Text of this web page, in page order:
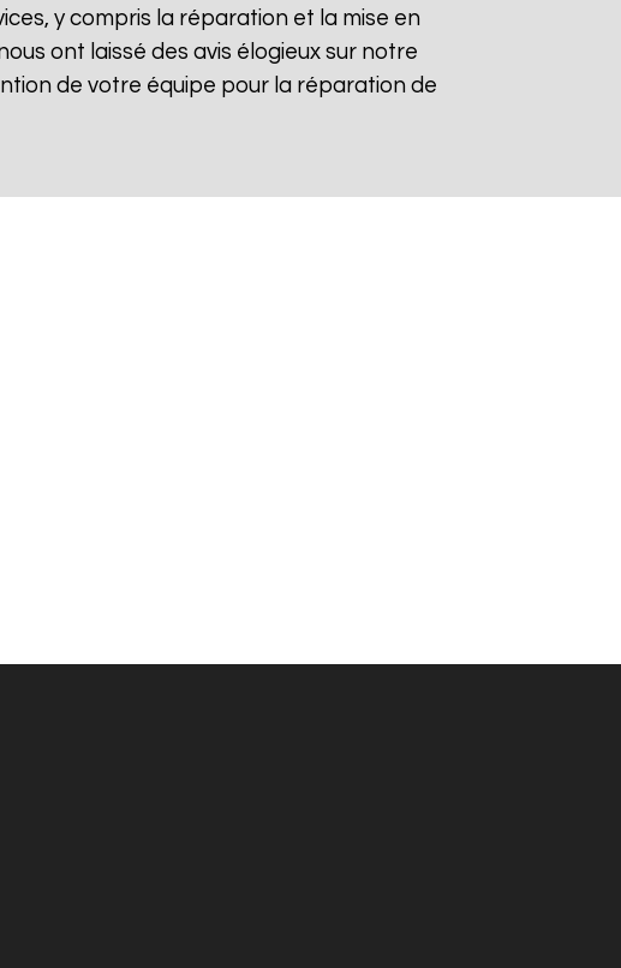
y compris la réparation et la mise en
ont laissé des avis élogieux sur notre
de votre équipe pour la réparation de